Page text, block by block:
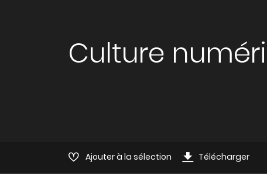
Culture
Ajouter à la sélection Télécharger